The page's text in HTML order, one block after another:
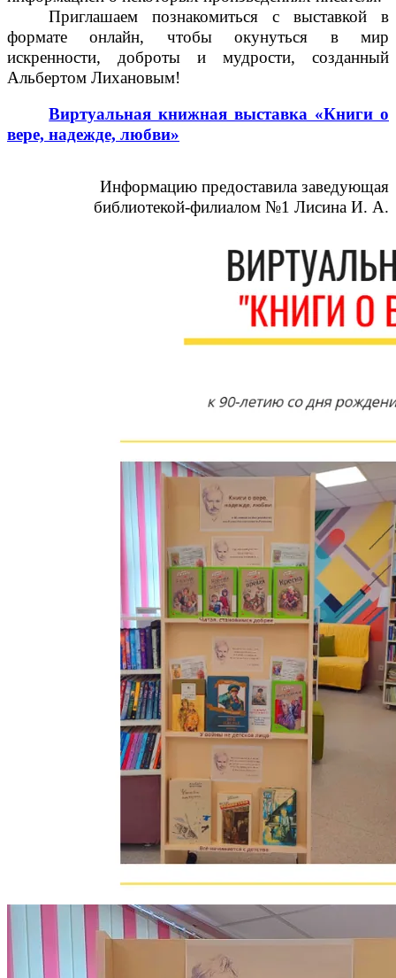
Приглашаем познакомиться с выставкой в
формате онлайн, чтобы окунуться в мир
искренности, доброты и мудрости, созданный
Альбертом Лихановым!
Виртуальная книжная выставка «Книги о
вере, надежде, любви»
Информацию предоставила заведующая
библиотекой-филиалом №1 Лисина И. А.